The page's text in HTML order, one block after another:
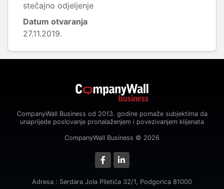
stečajno odjeljenje
Datum otvaranja
27.11.2019.
CompanyWall Business od 2013. godine pomaže subjektima da
unaprijede poslovanje pronalaženjem i povezivanjem klijenata
CompanyWall Business © 2026
Adresa : Serdara Jola Piletića 32/1, Podgorica 81000